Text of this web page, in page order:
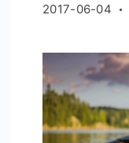
2017-06-04